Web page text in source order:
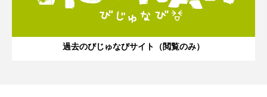
過去のびじゅなびサイト（閲覧のみ）